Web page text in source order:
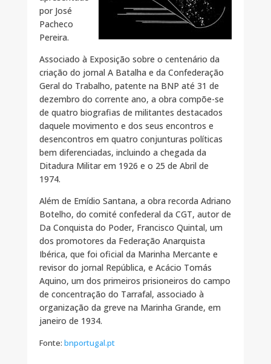
por José
Pacheco
Pereira.
Associado à Exposição sobre o centenário da
criação do jornal A Batalha e da Confederação
Geral do Trabalho, patente na BNP até 31 de
dezembro do corrente ano, a obra compõe-se
de quatro biografias de militantes destacados
daquele movimento e dos seus encontros e
desencontros em quatro conjunturas políticas
bem diferenciadas, incluindo a chegada da
Ditadura Militar em 1926 e o 25 de Abril de
1974.
Além de Emídio Santana, a obra recorda Adriano
Botelho, do comité confederal da CGT, autor de
Da Conquista do Poder, Francisco Quintal, um
dos promotores da Federação Anarquista
Ibérica, que foi oficial da Marinha Mercante e
revisor do jornal República, e Acácio Tomás
Aquino, um dos primeiros prisioneiros do campo
de concentração do Tarrafal, associado à
organização da greve na Marinha Grande, em
janeiro de 1934.
Fonte: bnportugal.pt